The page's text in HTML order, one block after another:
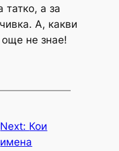
татко, а за
А, какви
не знае!
Next: Кои
имена